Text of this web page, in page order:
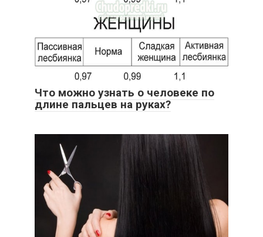
Что можно узнать о человеке по
длине пальцев на руках?